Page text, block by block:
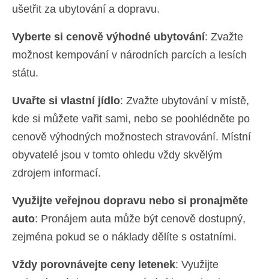
ušetřit za ubytování a dopravu.
Vyberte si cenově výhodné ubytování: Zvažte
možnost kempování v národních parcích a lesích
státu.
Uvařte si vlastní jídlo: Zvažte ubytování v místě,
kde si můžete vařit sami, nebo se poohlédněte po
cenově výhodných možnostech stravování. Místní
obyvatelé jsou v tomto ohledu vždy skvělým
zdrojem informací.
Využijte veřejnou dopravu nebo si pronajměte
auto: Pronájem auta může být cenově dostupný,
zejména pokud se o náklady dělíte s ostatními.
Vždy porovnávejte ceny letenek: Využijte